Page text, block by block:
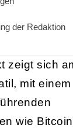
der Redaktion
zeigt sich
mit einem
wie Bitcoin